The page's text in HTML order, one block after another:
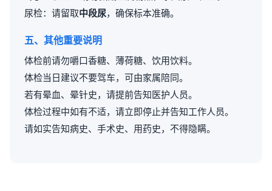
尿检：请留取中段尿，确保标本准确。
五、其他重要说明
体检前请勿嚼口香糖、薄荷糖、饮用饮料。
体检当日建议不要驾车，可由家属陪同。
若有晕血、晕针史，请提前告知医护人员。
体检过程中如有不适，请立即停止并告知工作人员。
请如实告知病史、手术史、用药史，不得隐瞒。